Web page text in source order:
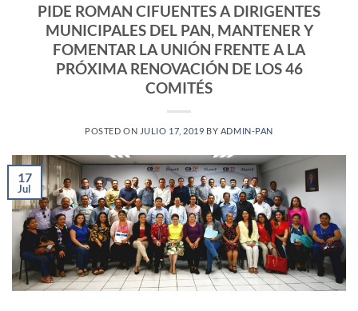
PIDE ROMAN CIFUENTES A DIRIGENTES
MUNICIPALES DEL PAN, MANTENER Y
FOMENTAR LA UNIÓN FRENTE A LA
PRÓXIMA RENOVACIÓN DE LOS 46
COMITÉS
POSTED ON JULIO 17, 2019 BY ADMIN-PAN
17
Jul